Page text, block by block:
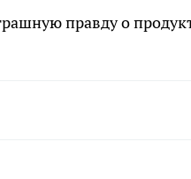
правду о